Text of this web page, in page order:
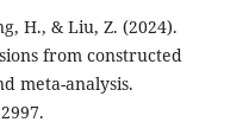
H., & Liu, Z. (2024).
from constructed
meta-analysis.